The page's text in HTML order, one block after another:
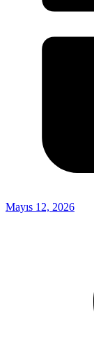
Mayıs 12, 2026